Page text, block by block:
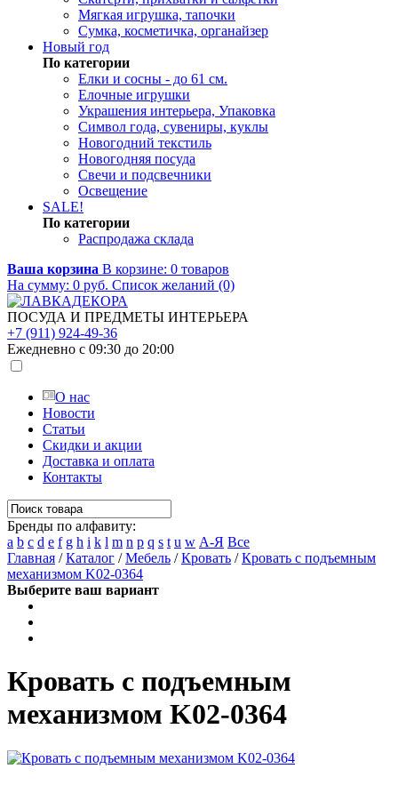
Мягкая игрушка, тапочки
Сумка, косметичка, органайзер
Новый год
По категории
Елки и сосны - до 61 см.
Елочные игрушки
Украшения интерьера, Упаковка
Символ года, сувениры, куклы
Новогодний текстиль
Новогодняя посуда
Свечи и подсвечники
Освещение
SALE!
По категории
Распродажа склада
Ваша корзина В корзине: 0 товаров
На сумму: 0 руб. Список желаний (0)
ПОСУДА И ПРЕДМЕТЫ ИНТЕРЬЕРА
+7 (911) 924-49-36
Ежедневно с 09:30 до 20:00
О нас
Новости
Статьи
Скидки и акции
Доставка и оплата
Контакты
Бренды по алфавиту:
a b c d e f g h i k l m n p q s t u w А-Я Все
Главная /Каталог /Мебель /Кровать /Кровать с подъемным
механизмом K02-0364
Выберите ваш вариант
Кровать с подъемным
механизмом K02-0364